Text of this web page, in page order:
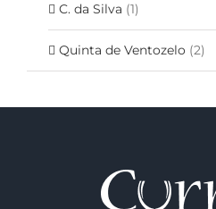
C. da Silva (1)
Quinta de Ventozelo (2)